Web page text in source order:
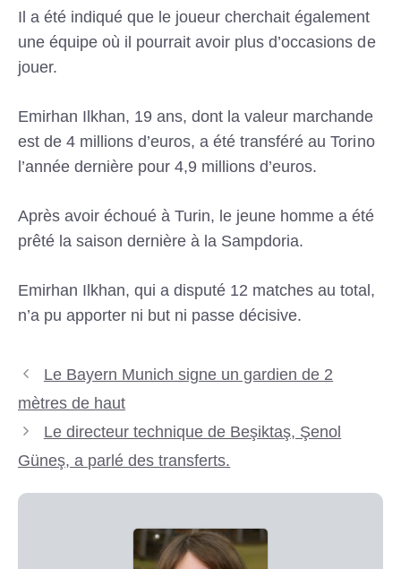
Il a été indiqué que le joueur cherchait également
une équipe où il pourrait avoir plus d’occasions de
jouer.
Emirhan Ilkhan, 19 ans, dont la valeur marchande
est de 4 millions d’euros, a été transféré au Torino
l’année dernière pour 4,9 millions d’euros.
Après avoir échoué à Turin, le jeune homme a été
prêté la saison dernière à la Sampdoria.
Emirhan Ilkhan, qui a disputé 12 matches au total,
n’a pu apporter ni but ni passe décisive.
Le Bayern Munich signe un gardien de 2
mètres de haut
Le directeur technique de Beşiktaş, Şenol
Güneş, a parlé des transferts.